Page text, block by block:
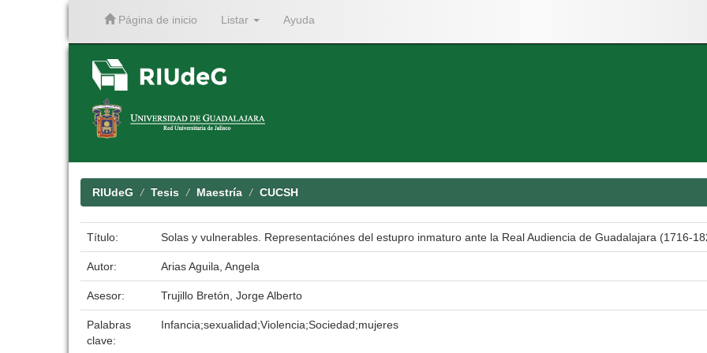
Página de inicio Listar Ayuda
RIUdeG Tesis Maestría CUCSH
Título: Solas y vulnerables. Representaciónes del estupro inmaturo ante la Real Audiencia de Guadalajara (1716-
Autor: Arias Aguila, Angela
Asesor: Trujillo Bretón, Jorge Alberto
Palabras
clave:
Infancia;sexualidad;Violencia;Sociedad;mujeres